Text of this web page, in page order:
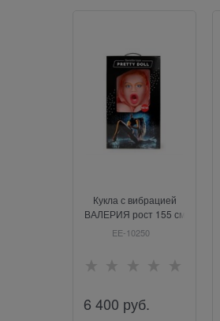
Кукла с вибрацией
ВАЛЕРИЯ рост 155 см
EE-10250
6 400 руб.